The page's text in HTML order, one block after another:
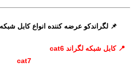
📌 لگراندکو عرضه کننده انواع کابل
📍کابل شبکه لگراند cat6
cat7